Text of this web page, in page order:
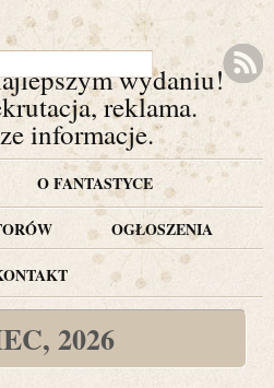
wydaniu!
reklama.
informacje.
O FANTASTYCE
OGŁOSZENIA
2026